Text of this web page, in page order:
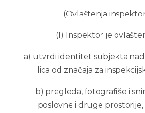
(Ovlaštenja
(1) Inspektor je
a) utvrdi identitet subjekta
lica od značaja za
b) pregleda, fotografiše i
poslovne i druge